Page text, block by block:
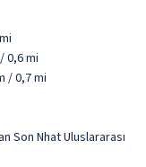
0,6 mi
/ 0,7 mi
Son Nhat Uluslararası